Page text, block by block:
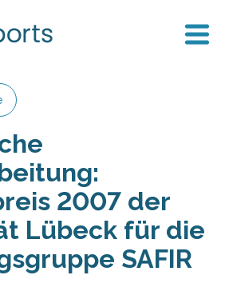
2007 der
Lübeck für die
SAFIR